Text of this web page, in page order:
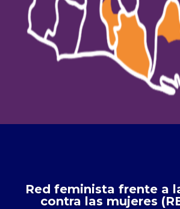
Red feminista frente a
contra las mujeres